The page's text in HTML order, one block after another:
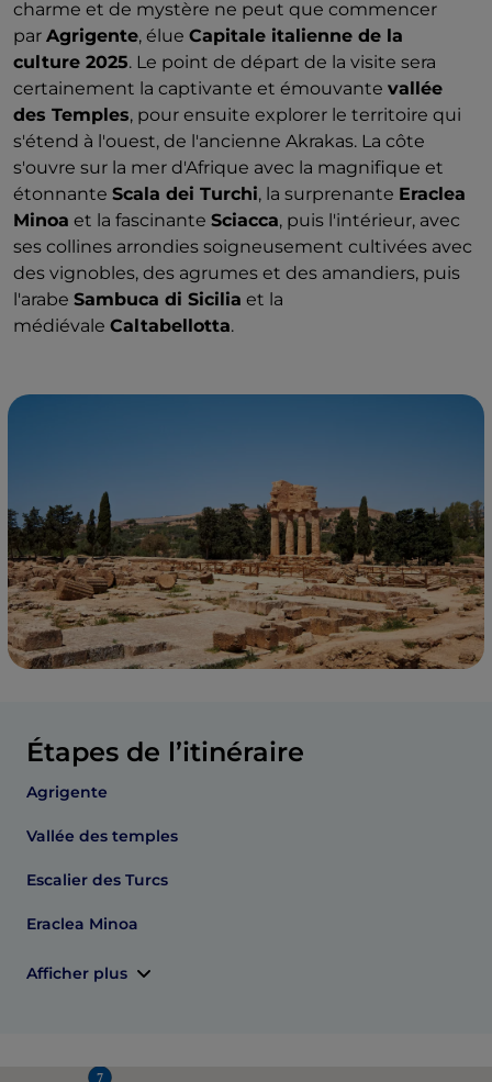
charme et de mystère ne peut que commencer
par Agrigente, élue Capitale italienne de la
culture 2025. Le point de départ de la visite sera
certainement la captivante et émouvante vallée
des Temples, pour ensuite explorer le territoire qui
s'étend à l'ouest, de l'ancienne Akrakas. La côte
s'ouvre sur la mer d'Afrique avec la magnifique et
étonnante Scala dei Turchi, la surprenante Eraclea
Minoa et la fascinante Sciacca, puis l'intérieur, avec
ses collines arrondies soigneusement cultivées avec
des vignobles, des agrumes et des amandiers, puis
l'arabe Sambuca di Sicilia et la
médiévale Caltabellotta.
Étapes de l’itinéraire
Agrigente
Vallée des temples
Escalier des Turcs
Eraclea Minoa
Afficher plus